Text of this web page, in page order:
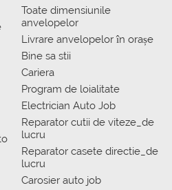
Toate dimensiunile
anvelopelor
Livrare anvelopelor în orașe
Bine sa stii
Cariera
Program de loialitate
Electrician Auto Job
Reparator cutii de viteze_de
lucru
Reparator casete directie_de
lucru
Carosier auto job